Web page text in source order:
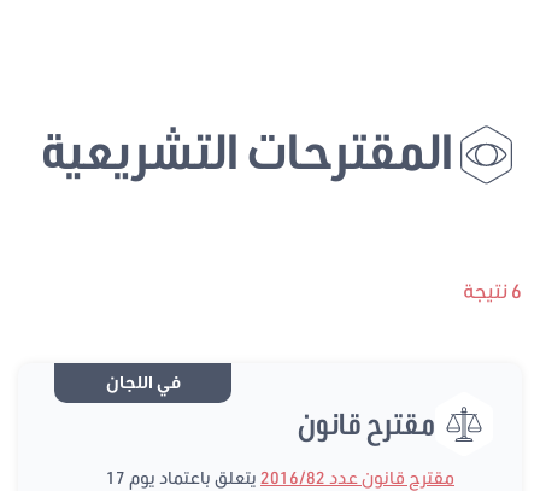
المقترحات التشريعية
6 نتيجة
في اللجان
مقترح قانون
مقترح قانون عدد 2016/82
يتعلق باعتماد يوم 17